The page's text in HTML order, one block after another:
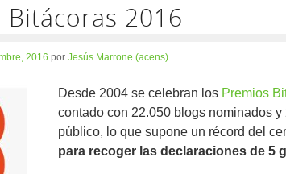
Bitácoras 2016
2016 por Jesús Marrone (acens)
Desde 2004 se celebran los Premios
contado con 22.050 blogs nominados y
público, lo que supone un récord del
para recoger las declaraciones de 5